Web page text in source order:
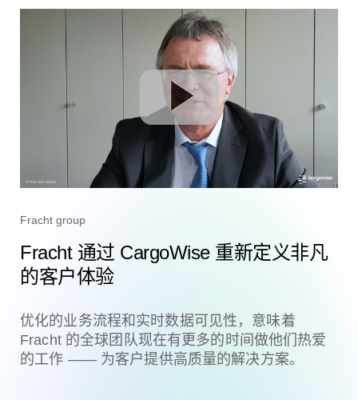
Fracht group
Fracht 通过 CargoWise 重新定义非凡
的客户体验
优化的业务流程和实时数据可见性，意味着
Fracht 的全球团队现在有更多的时间做他们热爱
的工作 —— 为客户提供高质量的解决方案。